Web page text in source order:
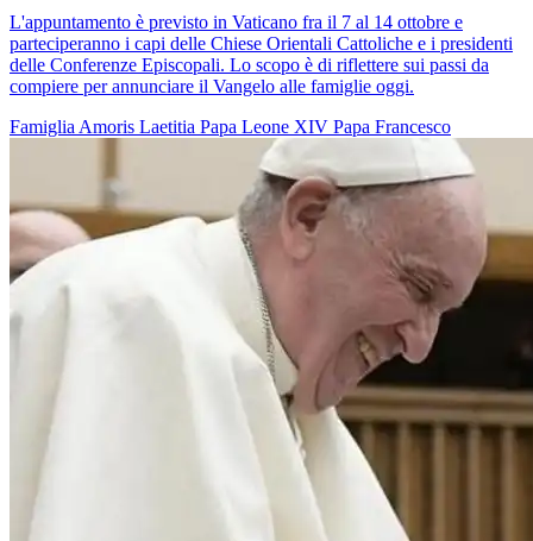
L'appuntamento è previsto in Vaticano fra il 7 al 14 ottobre e
parteciperanno i capi delle Chiese Orientali Cattoliche e i presidenti
delle Conferenze Episcopali. Lo scopo è di riflettere sui passi da
compiere per annunciare il Vangelo alle famiglie oggi.
Famiglia Amoris Laetitia Papa Leone XIV Papa Francesco